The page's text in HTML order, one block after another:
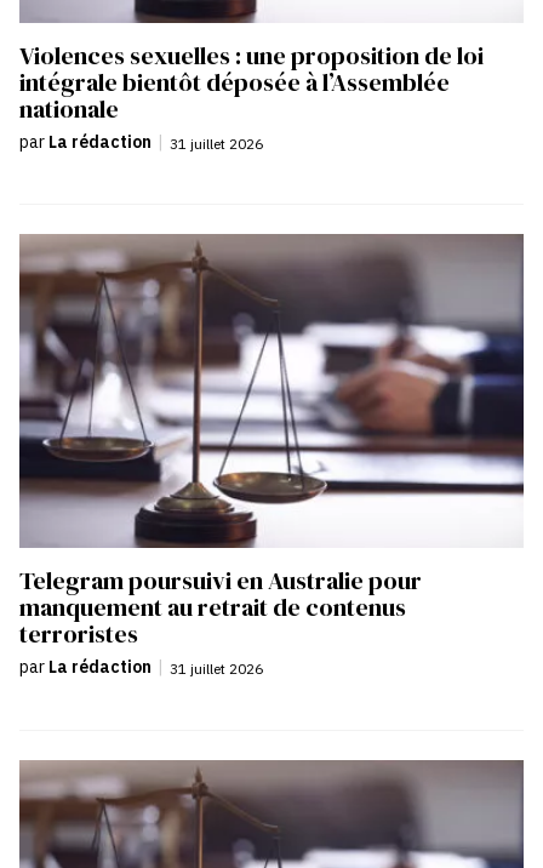
Violences sexuelles : une proposition de loi
intégrale bientôt déposée à l’Assemblée
nationale
par La rédaction | 31 juillet 2026
Telegram poursuivi en Australie pour
manquement au retrait de contenus
terroristes
par La rédaction 31 juillet 2026